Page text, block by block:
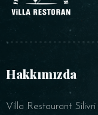
Hakkımızda
Villa Restaurant